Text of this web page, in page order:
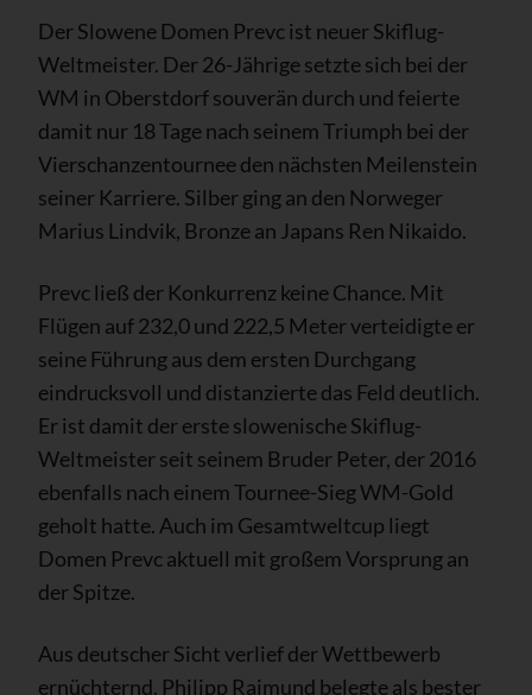
Der Slowene Domen Prevc ist neuer Skiflug-
Weltmeister. Der 26-Jährige setzte sich bei der
WM in Oberstdorf souverän durch und feierte
damit nur 18 Tage nach seinem Triumph bei der
Vierschanzentournee den nächsten Meilenstein
seiner Karriere. Silber ging an den Norweger
Marius Lindvik, Bronze an Japans Ren Nikaido.
Prevc ließ der Konkurrenz keine Chance. Mit
Flügen auf 232,0 und 222,5 Meter verteidigte er
seine Führung aus dem ersten Durchgang
eindrucksvoll und distanzierte das Feld deutlich.
Er ist damit der erste slowenische Skiflug-
Weltmeister seit seinem Bruder Peter, der 2016
ebenfalls nach einem Tournee-Sieg WM-Gold
geholt hatte. Auch im Gesamtweltcup liegt
Domen Prevc aktuell mit großem Vorsprung an
der Spitze.
Aus deutscher Sicht verlief der Wettbewerb
ernüchternd. Philipp Raimund belegte als bester